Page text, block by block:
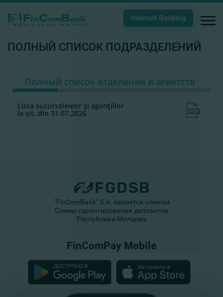
Internet Banking
ПОЛНЫЙ СПИСОК ПОДРАЗДЕЛЕНИЙ
Полный список отделения и агентств
Lista sucursaleleor şi agenţiilor
la sit. din 31.07.2026
"FinComBank" S.A. является членом
Схемы гарантирования депозитов
Республики Молдова
FinComPay Mobile